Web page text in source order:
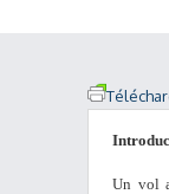
Un vol